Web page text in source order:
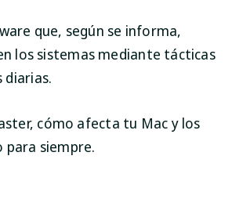
que, según se informa,
los sistemas mediante tácticas
diarias.
cómo afecta tu Mac y los
para siempre.